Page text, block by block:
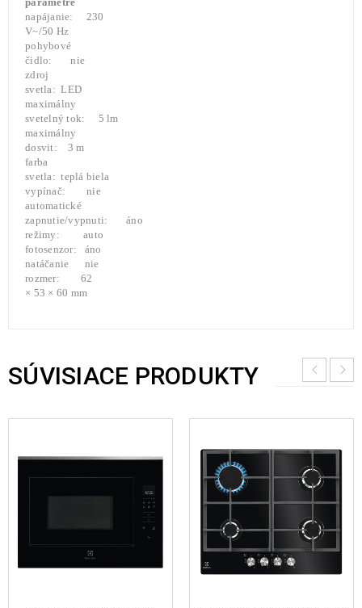
napájanie: 230
V~/50 Hz
pohybové
čidlo: nie
zdroj
svetla: LED
maximálny
svetelný tok: 5 lm
maximálny
dosvit: 3 m
farba
svetla: teplá biela
vypínač: nie
automatické
zapnutie/vypnuti: áno
režimy: auto
fotosenzor: áno
natáčanie nie
rozmer: 62
× 53 × 60 mm
SÚVISIACE PRODUKTY